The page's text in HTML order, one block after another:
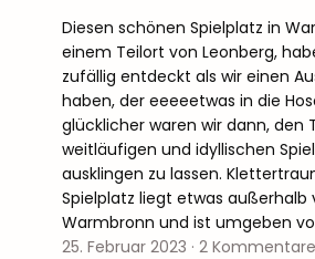
Diesen schönen Spielplatz in
einem Teilort von Leonberg,
zufällig entdeckt als wir einen
haben, der eeeeetwas in die
glücklicher waren wir dann, den
weitläufigen und idyllischen
ausklingen zu lassen.
Spielplatz liegt etwas außerhalb
Warmbronn und ist umgeben
25. Februar 2023 · 2 Kommentare